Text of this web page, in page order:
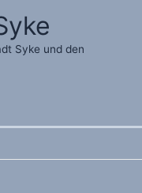
Syke und den